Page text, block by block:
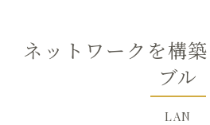
ネットワークを構
ブル
LAN